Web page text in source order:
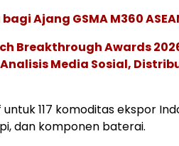
Ajang GSMA M360
Breakthrough Awards
Media Sosial,
117 komoditas ekspor
dan komponen baterai.